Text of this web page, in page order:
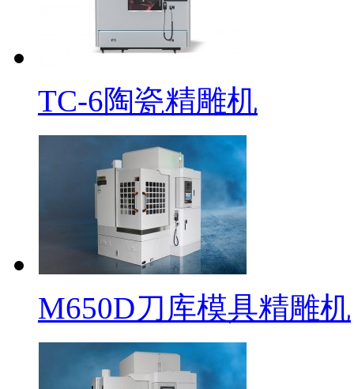
TC-6陶瓷精雕机
M650D刀库模具精雕机